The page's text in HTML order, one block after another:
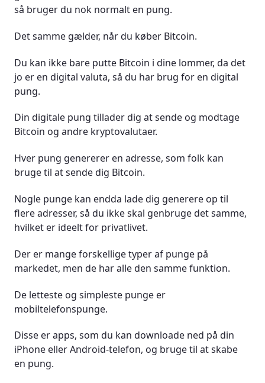
så bruger du nok normalt en pung.
Det samme gælder, når du køber Bitcoin.
Du kan ikke bare putte Bitcoin i dine lommer, da det
jo er en digital valuta, så du har brug for en digital
pung.
Din digitale pung tillader dig at sende og modtage
Bitcoin og andre kryptovalutaer.
Hver pung genererer en adresse, som folk kan
bruge til at sende dig Bitcoin.
Nogle punge kan endda lade dig generere op til
flere adresser, så du ikke skal genbruge det samme,
hvilket er ideelt for privatlivet.
Der er mange forskellige typer af punge på
markedet, men de har alle den samme funktion.
De letteste og simpleste punge er
mobiltelefonspunge.
Disse er apps, som du kan downloade ned på din
iPhone eller Android-telefon, og bruge til at skabe
en pung.